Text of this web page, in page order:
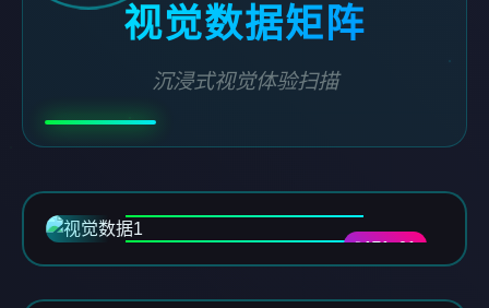
视觉数据矩阵
沉浸式视觉体验扫描
DATA-01